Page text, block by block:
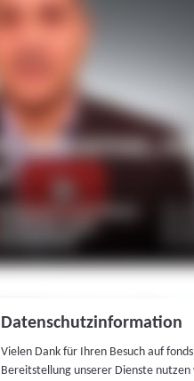
Datenschutzinformation
Vielen Dank für Ihren Besuch auf
Bereitstellung unserer Dienste nutzen